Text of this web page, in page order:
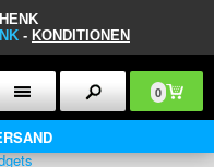
- KONDITIONEN
0